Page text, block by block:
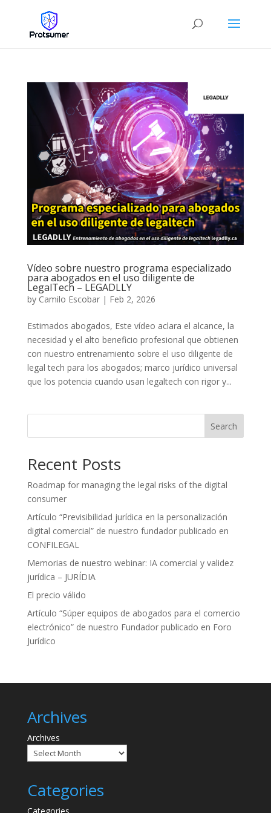
Vídeo sobre nuestro programa especializado
para abogados en el uso diligente de
LegalTech – LEGADLLY
by Camilo Escobar| Feb 2, 2026
Estimados abogados, Este vídeo aclara el alcance, la
necesidad y el alto beneficio profesional que obtienen
con nuestro entrenamiento sobre el uso diligente de
legal tech para los abogados; marco jurídico universal
que los potencia cuando usan legaltech con rigor y...
Search
Recent Posts
Roadmap for managing the legal risks of the digital
consumer
Artículo “Previsibilidad jurídica en la personalización
digital comercial” de nuestro fundador publicado en
CONFILEGAL
Memorias de nuestro webinar: IA comercial y validez
jurídica – JURÍDIA
El precio válido
Artículo “Súper equipos de abogados para el comercio
electrónico” de nuestro Fundador publicado en Foro
Jurídico
Archives
Archives
Categories